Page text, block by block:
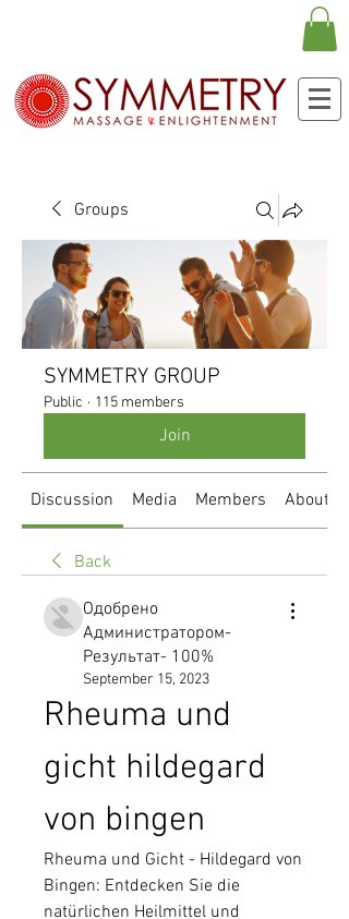
Groups
SYMMETRY GROUP
Public · 115 members
Join
Discussion Media Members About
Back
Одобрено
Администратором-
Результат- 100%
September 15, 2023
Rheuma und
gicht hildegard
von bingen
Rheuma und Gicht - Hildegard von
Bingen: Entdecken Sie die
natürlichen Heilmittel und